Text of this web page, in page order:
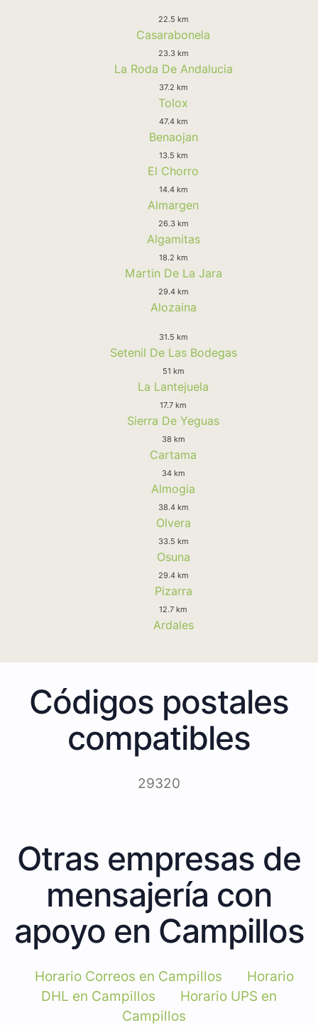
22.5 km
Casarabonela
23.3 km
La Roda De Andalucia
37.2 km
Tolox
47.4 km
Benaojan
13.5 km
El Chorro
14.4 km
Almargen
26.3 km
Algamitas
18.2 km
Martin De La Jara
29.4 km
Alozaina
31.5 km
Setenil De Las Bodegas
51 km
La Lantejuela
17.7 km
Sierra De Yeguas
38 km
Cartama
34 km
Almogia
38.4 km
Olvera
33.5 km
Osuna
29.4 km
Pizarra
12.7 km
Ardales
Códigos postales
compatibles
29320
Otras empresas de
mensajería con
apoyo en Campillos
Horario Correos en Campillos
Horario
DHL en Campillos
Horario UPS en
Campillos